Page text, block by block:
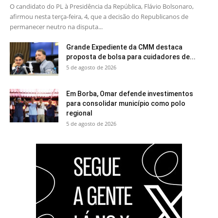
O candidato do PL à Presidência da República, Flávio Bolsonaro,
afirmou nesta terça-feira, 4, que a decisão do Republicanos de
permanecer neutro na disputa...
Grande Expediente da CMM destaca
proposta de bolsa para cuidadores de...
5 de agosto de 2026
Em Borba, Omar defende investimentos
para consolidar município como polo
regional
5 de agosto de 2026